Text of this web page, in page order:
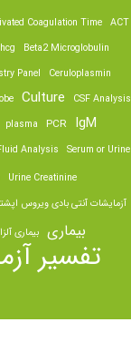
ACT
Coagulation Time
Beta2 Microglobulin
Ceruloplasmin
Panel
CSF Analysis
Culture
IgM
PCR
plasma
Serum or Urine
Analysis
Urine Creatinine
آزمایشات آنتی بادی ویروس
بیماری بیماری
تفسیر